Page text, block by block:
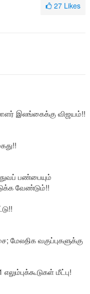
27 Likes
இலங்கைக்கு விஜயம்!!
பண்பையும்
வேண்டும்!!
மேலதிக வகுப்புகளுக்கு
மீட்பு!